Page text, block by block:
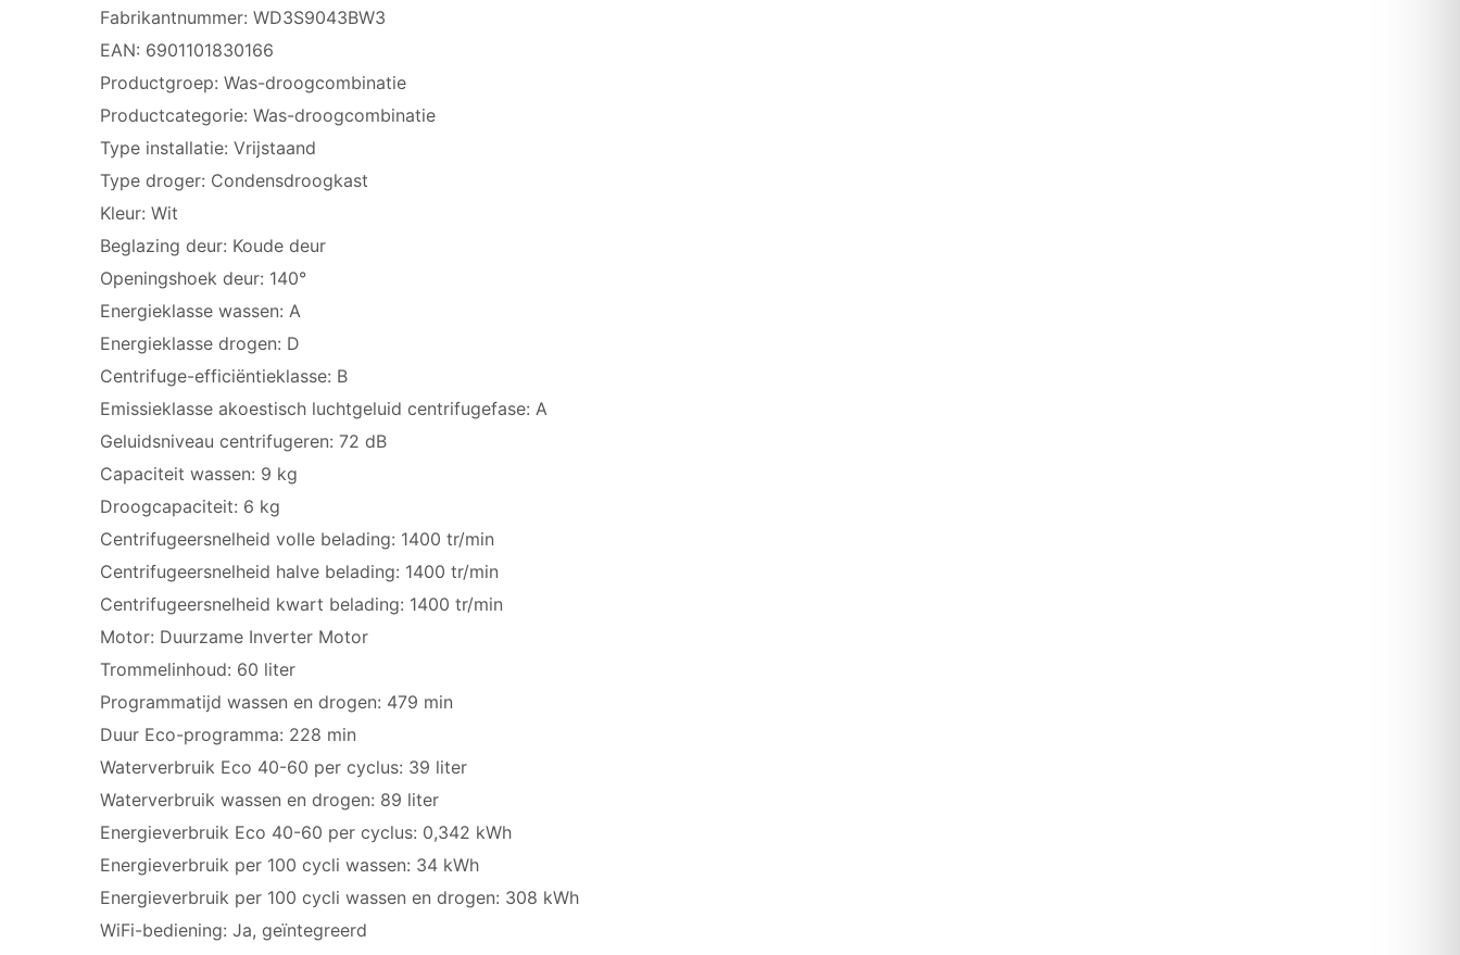
Fabrikantnummer: WD3S9043BW3
EAN: 6901101830166
Productgroep: Was-droogcombinatie
Productcategorie: Was-droogcombinatie
Type installatie: Vrijstaand
Type droger: Condensdroogkast
Kleur: Wit
Beglazing deur: Koude deur
Openingshoek deur: 140°
Energieklasse wassen: A
Energieklasse drogen: D
Centrifuge-efficiëntieklasse: B
Emissieklasse akoestisch luchtgeluid centrifugefase: A
Geluidsniveau centrifugeren: 72 dB
Capaciteit wassen: 9 kg
Droogcapaciteit: 6 kg
Centrifugeersnelheid volle belading: 1400 tr/min
Centrifugeersnelheid halve belading: 1400 tr/min
Centrifugeersnelheid kwart belading: 1400 tr/min
Motor: Duurzame Inverter Motor
Trommelinhoud: 60 liter
Programmatijd wassen en drogen: 479 min
Duur Eco-programma: 228 min
Waterverbruik Eco 40-60 per cyclus: 39 liter
Waterverbruik wassen en drogen: 89 liter
Energieverbruik Eco 40-60 per cyclus: 0,342 kWh
Energieverbruik per 100 cycli wassen: 34 kWh
Energieverbruik per 100 cycli wassen en drogen: 308 kWh
WiFi-bediening: Ja, geïntegreerd